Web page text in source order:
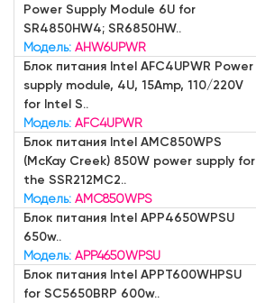
Power Supply Module 6U for
SR4850HW4; SR6850HW..
Модель: AHW6UPWR
Блок питания Intel AFC4UPWR Power
supply module, 4U, 15Amp, 110/220V
for Intel S..
Модель: AFC4UPWR
Блок питания Intel AMC850WPS
(McKay Creek) 850W power supply for
the SSR212MC2..
Модель: AMC850WPS
Блок питания Intel APP4650WPSU
650w..
Модель: APP4650WPSU
Блок питания Intel APPT600WHPSU
for SC5650BRP 600w..